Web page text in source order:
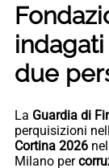
indagati
due
La Guardia di
perquisizioni
Cortina 2026
Milano per